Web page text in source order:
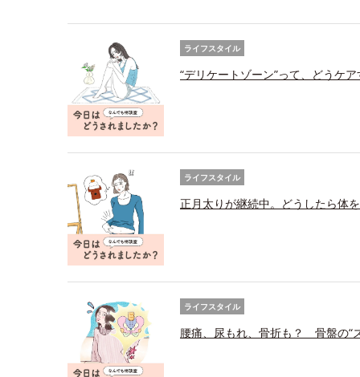
ライフスタイル
“デリケートゾーン”って、どうケ
ライフスタイル
正月太りが継続中。どうしたら体
ライフスタイル
腰痛、尿もれ、骨折も？ 骨盤の“